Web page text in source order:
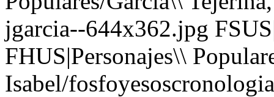
jgarcia--644x362.jpg
FHUS|Personajes\\
Isabel/